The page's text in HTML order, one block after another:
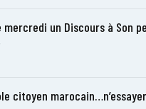
mercredi un Discours à Son
citoyen